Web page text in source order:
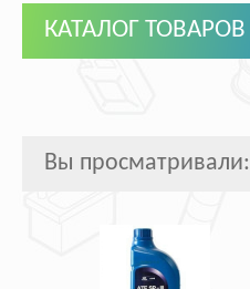
КАТАЛОГ ТОВАРОВ
Вы просматривали: